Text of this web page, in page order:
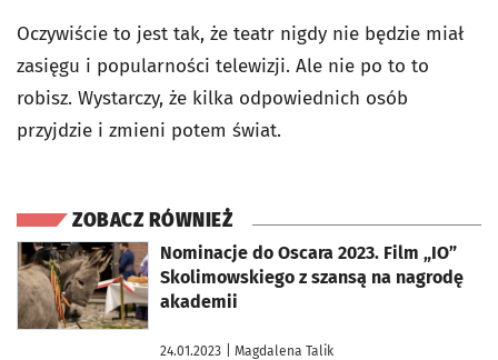
Oczywiście to jest tak, że teatr nigdy nie będzie miał
zasięgu i popularności telewizji. Ale nie po to to
robisz. Wystarczy, że kilka odpowiednich osób
przyjdzie i zmieni potem świat.
ZOBACZ RÓWNIEŻ
Nominacje do Oscara 2023. Film „IO”
Skolimowskiego z szansą na nagrodę
akademii
24.01.2023 | Magdalena Talik
otworzy się w nowej karcie